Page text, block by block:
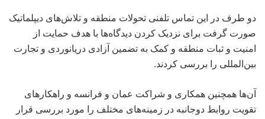
دو طرف در این تماس تلفنی تحولات منطقه و تلاش‌های دیپلماتیک
صورت گرفت برای نزدیک کردن دیدگاه‌ها با هدف حمایت از
امنیت و ثبات منطقه و کمک به تضمین آزادی دریانوردی و تجارت
بین‌المللی را بررسی کردند.
آن‌ها همچنین همکاری و شراکت عمان و فرانسه و راهکارهای
تقویت روابط دوجانبه در زمینه‌های مختلف را مورد بررسی قرار